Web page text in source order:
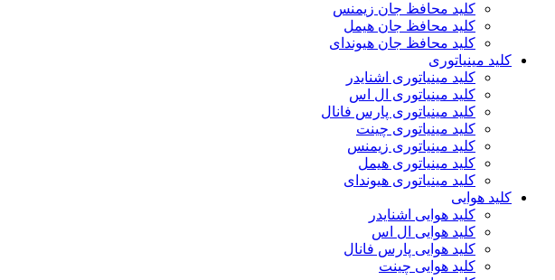
کلید محافظ جان زیمنس
کلید محافظ جان هیمل
کلید محافظ جان هیوندای
کلید مینیاتوری
کلید مینیاتوری اشنایدر
کلید مینیاتوری ال اس
کلید مینیاتوری پارس فانال
کلید مینیاتوری چینت
کلید مینیاتوری زیمنس
کلید مینیاتوری هیمل
کلید مینیاتوری هیوندای
کلید هوایی
کلید هوایی اشنایدر
کلید هوایی ال اس
کلید هوایی پارس فانال
کلید هوایی چینت